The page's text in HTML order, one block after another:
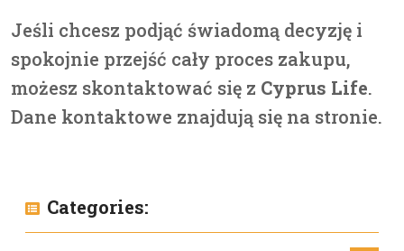
Jeśli chcesz podjąć świadomą decyzję i
spokojnie przejść cały proces zakupu,
możesz skontaktować się z Cyprus Life.
Dane kontaktowe znajdują się na stronie.
Categories: